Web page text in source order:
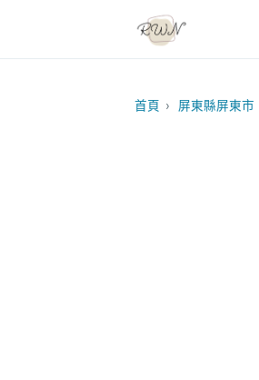
首頁 › 屏東縣屏東市